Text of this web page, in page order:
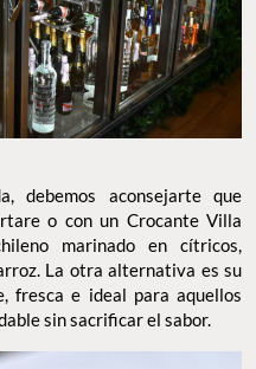
debemos aconsejarte que
o con un Crocante Villa
marinado en cítricos,
La otra alternativa es su
fresca e ideal para aquellos
sin sacrificar el sabor.